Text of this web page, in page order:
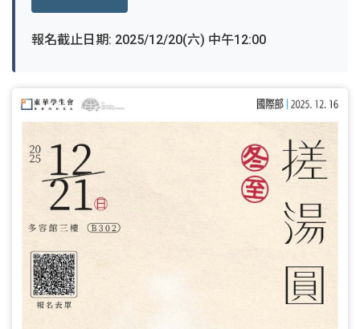
報名截止日期: 2025/12/20(六) 中午12:00